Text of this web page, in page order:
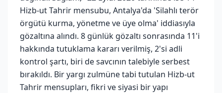
Hizb-ut Tahrir mensubu, Antalya'da 'Silahlı terör
örgütü kurma, yönetme ve üye olma' iddiasıyla
gözaltına alındı. 8 günlük gözaltı sonrasında 11'i
hakkında tutuklama kararı verilmiş, 2'si adli
kontrol şartı, biri de savcının talebiyle serbest
bırakıldı. Bir yargı zulmüne tabi tutulan Hizb-ut
Tahrir mensupları, fikri ve siyasi bir yapı